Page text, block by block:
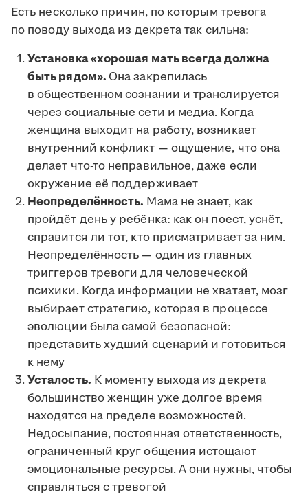
Есть несколько причин, по которым тревога
по поводу выхода из декрета так сильна:
Установка «хорошая мать всегда должна
быть рядом». Она закрепилась
в общественном сознании и транслируется
через социальные сети и медиа. Когда
женщина выходит на работу, возникает
внутренний конфликт — ощущение, что она
делает что-то неправильное, даже если
окружение её поддерживает
Неопределённость. Мама не знает, как
пройдёт день у ребёнка: как он поест, уснёт,
справится ли тот, кто присматривает за ним.
Неопределённость — один из главных
триггеров тревоги для человеческой
психики. Когда информации не хватает, мозг
выбирает стратегию, которая в процессе
эволюции была самой безопасной:
представить худший сценарий и готовиться
к нему
Усталость. К моменту выхода из декрета
большинство женщин уже долгое время
находятся на пределе возможностей.
Недосыпание, постоянная ответственность,
ограниченный круг общения истощают
эмоциональные ресурсы. А они нужны, чтобы
справляться с тревогой